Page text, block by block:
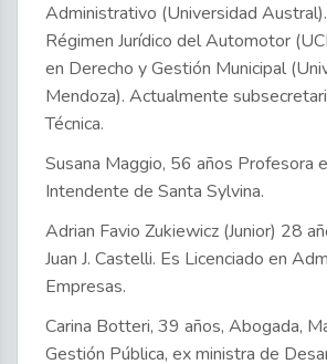
Administrativo (Universidad
Régimen Jurídico del Automotor
en Derecho y Gestión Municipal
Mendoza). Actualmente
Técnica.
Susana Maggio, 56 años Profesora
Intendente de Santa Sylvina.
Adrian Favio Zukiewicz (Junior) 28
Juan J. Castelli. Es Licenciado en
Empresas.
Carina Botteri, 39 años, Abogada,
Gestión Pública, ex ministra de